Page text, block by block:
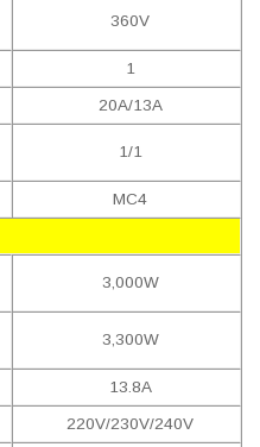
360V
1
20A/13A
1/1
MC4
3,000W
3,300W
13.8A
220V/230V/240V